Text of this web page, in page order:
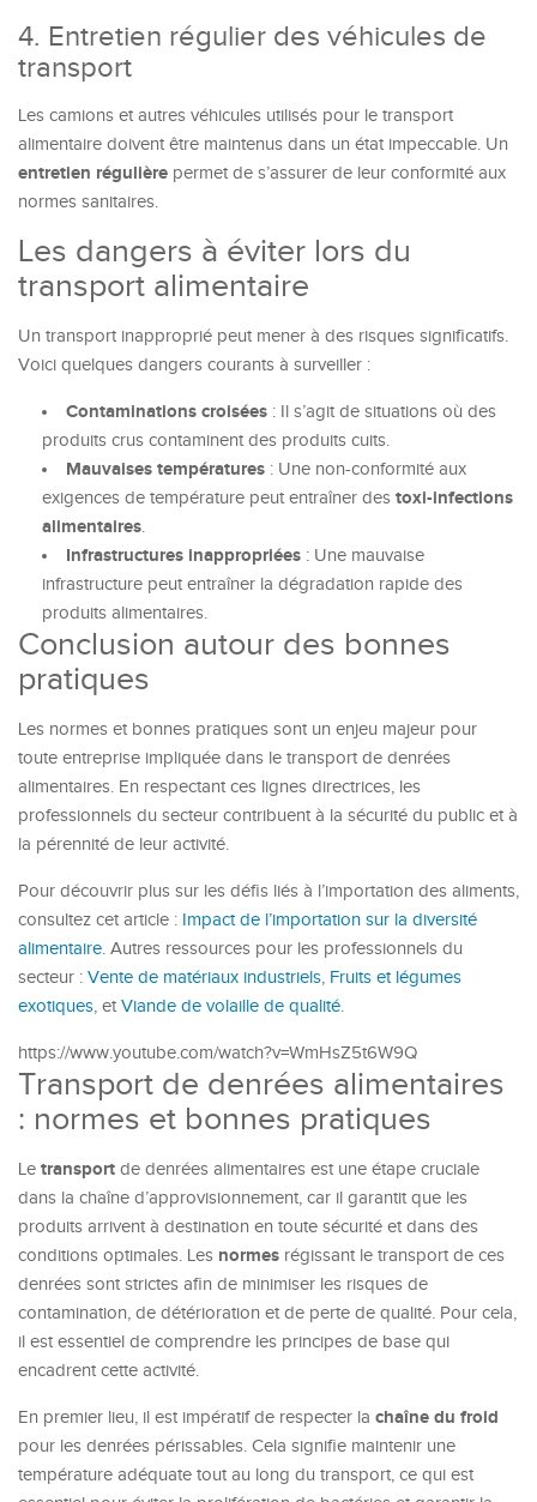
4. Entretien régulier des véhicules de
transport
Les camions et autres véhicules utilisés pour le transport
alimentaire doivent être maintenus dans un état impeccable. Un
entretien régulière permet de s’assurer de leur conformité aux
normes sanitaires.
Les dangers à éviter lors du
transport alimentaire
Un transport inapproprié peut mener à des risques significatifs.
Voici quelques dangers courants à surveiller :
Contaminations croisées : Il s’agit de situations où des
produits crus contaminent des produits cuits.
Mauvaises températures : Une non-conformité aux
exigences de température peut entraîner des toxi-infections
alimentaires.
Infrastructures inappropriées : Une mauvaise
infrastructure peut entraîner la dégradation rapide des
produits alimentaires.
Conclusion autour des bonnes
pratiques
Les normes et bonnes pratiques sont un enjeu majeur pour
toute entreprise impliquée dans le transport de denrées
alimentaires. En respectant ces lignes directrices, les
professionnels du secteur contribuent à la sécurité du public et à
la pérennité de leur activité.
Pour découvrir plus sur les défis liés à l’importation des aliments,
consultez cet article : Impact de l’importation sur la diversité
alimentaire. Autres ressources pour les professionnels du
secteur : Vente de matériaux industriels, Fruits et légumes
exotiques, et Viande de volaille de qualité.
https://www.youtube.com/watch?v=WmHsZ5t6W9Q
Transport de denrées alimentaires
: normes et bonnes pratiques
Le transport de denrées alimentaires est une étape cruciale
dans la chaîne d’approvisionnement, car il garantit que les
produits arrivent à destination en toute sécurité et dans des
conditions optimales. Les normes régissant le transport de ces
denrées sont strictes afin de minimiser les risques de
contamination, de détérioration et de perte de qualité. Pour cela,
il est essentiel de comprendre les principes de base qui
encadrent cette activité.
En premier lieu, il est impératif de respecter la chaîne du froid
pour les denrées périssables. Cela signifie maintenir une
température adéquate tout au long du transport, ce qui est